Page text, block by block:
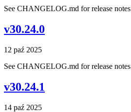
See CHANGELOG.md for release notes
v30.24.0
12 paź 2025
See CHANGELOG.md for release notes
v30.24.1
14 paź 2025